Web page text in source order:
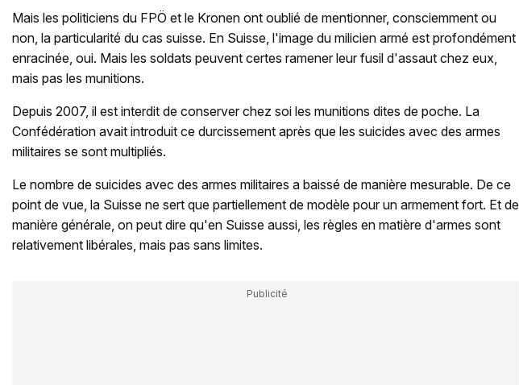
Mais les politiciens du FPÖ et le Kronen ont oublié de mentionner, consciemment ou
non, la particularité du cas suisse. En Suisse, l'image du milicien armé est profondément
enracinée, oui. Mais les soldats peuvent certes ramener leur fusil d'assaut chez eux,
mais pas les munitions.
Depuis 2007, il est interdit de conserver chez soi les munitions dites de poche. La
Confédération avait introduit ce durcissement après que les suicides avec des armes
militaires se sont multipliés.
Le nombre de suicides avec des armes militaires a baissé de manière mesurable. De ce
point de vue, la Suisse ne sert que partiellement de modèle pour un armement fort. Et de
manière générale, on peut dire qu'en Suisse aussi, les règles en matière d'armes sont
relativement libérales, mais pas sans limites.